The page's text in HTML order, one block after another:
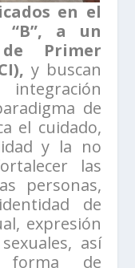
en el
a un
Primer
y buscan
de
el cuidado,
y la no
las
personas,
de
expresión
así
forma de